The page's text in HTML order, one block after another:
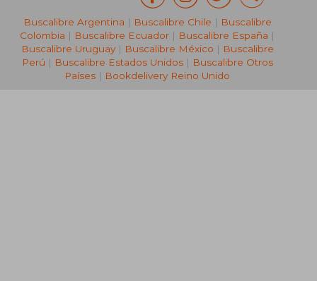
Buscalibre Argentina | Buscalibre Chile | Buscalibre
Colombia | Buscalibre Ecuador | Buscalibre España |
Buscalibre Uruguay| Buscalibre México | Buscalibre
Perú | Buscalibre Estados Unidos| Buscalibre Otros
Países | Bookdelivery Reino Unido